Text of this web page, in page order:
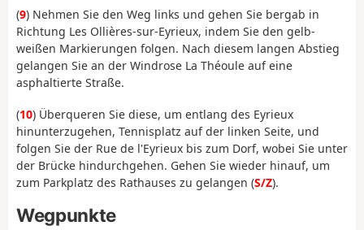
(9) Nehmen Sie den Weg links und gehen Sie bergab in
Richtung Les Ollières-sur-Eyrieux, indem Sie den gelb-
weißen Markierungen folgen. Nach diesem langen Abstieg
gelangen Sie an der Windrose La Théoule auf eine
asphaltierte Straße.
(10) Überqueren Sie diese, um entlang des Eyrieux
hinunterzugehen, Tennisplatz auf der linken Seite, und
folgen Sie der Rue de l'Eyrieux bis zum Dorf, wobei Sie unter
der Brücke hindurchgehen. Gehen Sie wieder hinauf, um
zum Parkplatz des Rathauses zu gelangen (S/Z).
Wegpunkte